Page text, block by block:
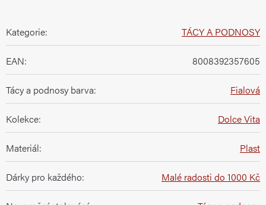
Kategorie: TÁCY A PODNOSY
EAN: 8008392357605
Tácy a podnosy barva: Fialová
Kolekce: Dolce Vita
Materiál: Plast
Dárky pro každého: Malé radosti do 1000 Kč